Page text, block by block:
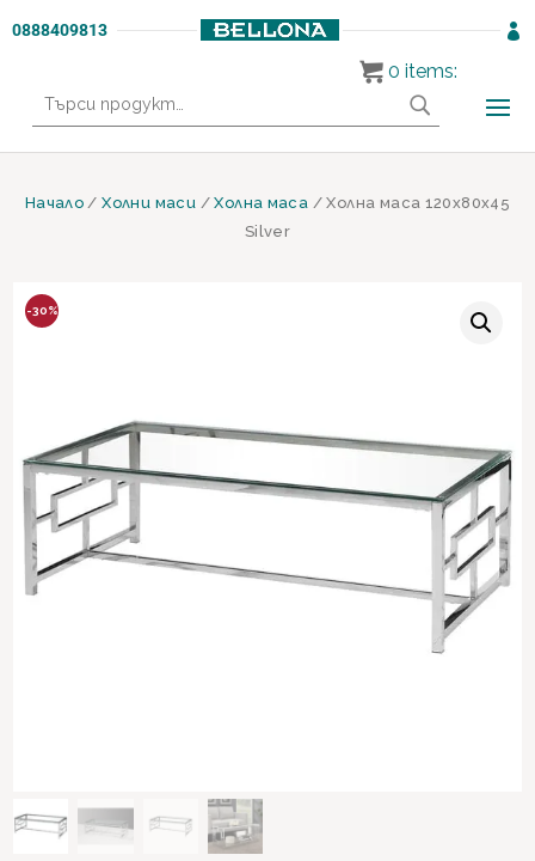
0888409813 
за:
Начало /Холни маси /Холна маса / Холна маса 120х80х45
Silver
-30%
0 items: